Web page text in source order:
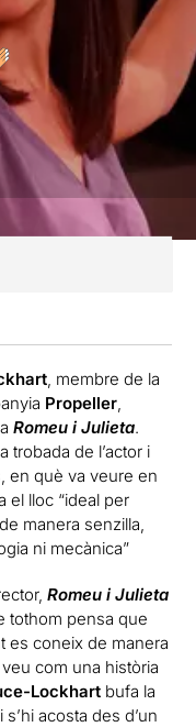
, membre de la
Propeller,
Romeu i Julieta.
trobada de l’actor i
en què va veure en
el lloc “ideal per
manera senzilla,
ni mecànica”
Romeu i Julieta
tothom pensa que
es coneix de manera
com una història
Lockhart bufa la
acosta des d’un